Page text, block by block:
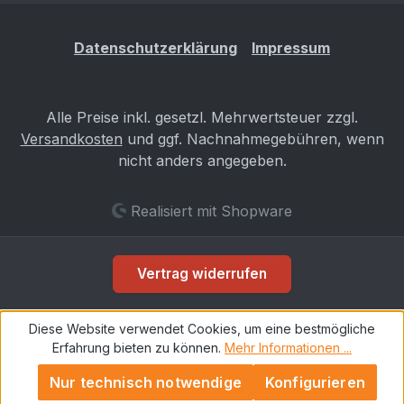
Datenschutzerklärung Impressum
Alle Preise inkl. gesetzl. Mehrwertsteuer zzgl.
Versandkosten und ggf. Nachnahmegebühren, wenn
nicht anders angegeben.
Realisiert mit Shopware
Vertrag widerrufen
Diese Website verwendet Cookies, um eine bestmögliche
Erfahrung bieten zu können. Mehr Informationen ...
Nur technisch notwendige Konfigurieren